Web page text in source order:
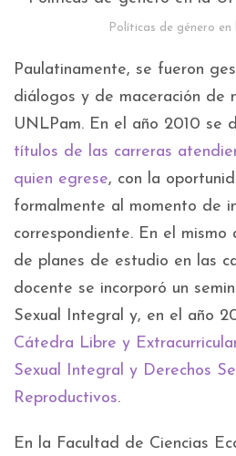
Políticas de género
Paulatinamente, se fueron
diálogos y de maceración de
UNLPam. En el año 2010 se
títulos de las carreras
quien egrese, con la
formalmente al momento de
correspondiente. En el mismo
de planes de estudio en las
docente se incorporó un
Sexual Integral y, en el año
Cátedra Libre y
Sexual Integral y Derechos
Reproductivos.
En la Facultad de Ciencias